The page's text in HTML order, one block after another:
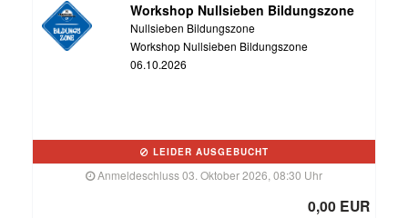
Workshop Nullsieben Bildungszone
Nullsieben Bildungszone
Workshop Nullsieben Bildungszone
06.10.2026
LEIDER AUSGEBUCHT
Anmeldeschluss 03. Oktober 2026, 08:30 Uhr
0,00 EUR